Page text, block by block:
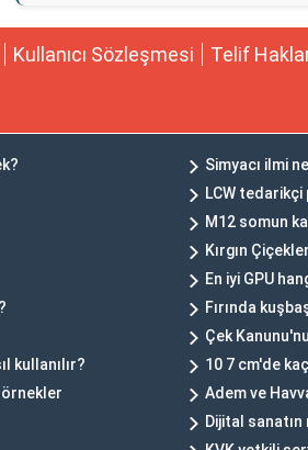
Kullanıcı Sözleşmesi Telif
Simyacı ilmi
LCW tedarikçi
M12 somun
Kırgın
En iyi GPU
Fırında
Çek
kullanılır?
10 7 cm'de
Adem ve
Dijital